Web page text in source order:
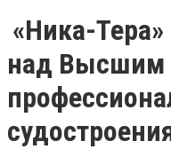
«Ника-
над Высшим